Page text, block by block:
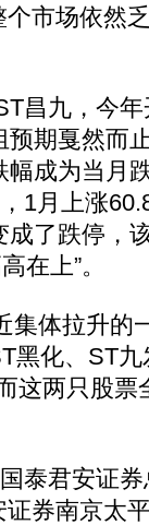
市场依然
九，今年
期戛然而
成为当月
1月上涨
了跌停，
在上”。
体拉升的
黑化、ST
这两只股票
君安证券
券南京太